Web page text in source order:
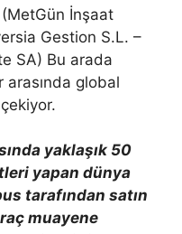
(MetGün İnşaat
Gestion S.L. –
SA) Bu arada
global
yaklaşık 50
yapan dünya
tarafından satın
muayene